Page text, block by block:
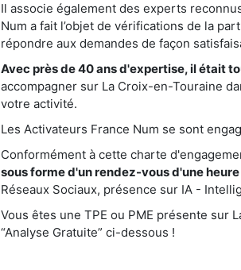
Il associe également des experts
Num a fait l’objet de vérifications de la
répondre aux demandes de façon
Avec près de 40 ans d'expertise, il était
accompagner sur La Croix-en-Touraine
votre activité.
Les Activateurs France Num se sont
Conformément à cette charte
sous forme d'un rendez-vous d'une
Réseaux Sociaux, présence sur IA -
Vous êtes une TPE ou PME présente sur
“Analyse Gratuite” ci-dessous !